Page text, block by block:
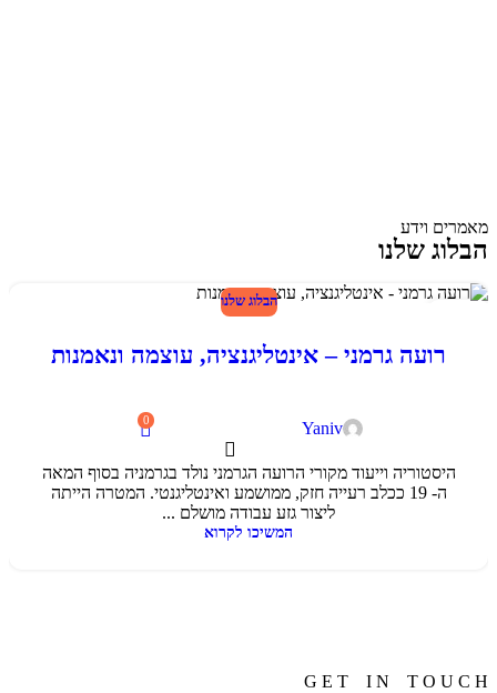
מאמרים וידע
הבלוג שלנו
הבלוג שלנו
רועה גרמני – אינטליגנציה, עוצמה ונאמנות
Yaniv
0
היסטוריה וייעוד מקורי הרועה הגרמני נולד בגרמניה בסוף המאה
ה- 19 ככלב רעייה חזק, ממושמע ואינטליגנטי. המטרה הייתה
ליצור גזע עבודה מושלם ...
המשיכו לקרוא
G E T I N T O U C H